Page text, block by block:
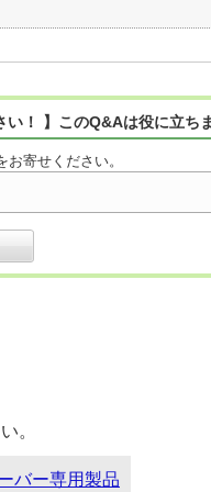
い！ 】このQ&Aは役に立ち
お寄せください。
。
バー専用製品